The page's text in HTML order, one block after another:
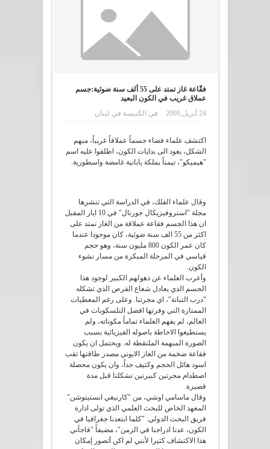
فقّاعة غاز تمتد على 55 ألف سنة ضوئية:جسم
عملاق غريب في الكون البعيد
24 أبريل,2009
في الكنيسة في لبنان
اكتشف علماء فضاء جسماً عملاقاً غريباً، مبهم
الشكل، يعود الى بدايات الكون، اطلقوا عليه اسم
"هيميكو"، تيمناً بملكة يابانية غامضة واسطورية.
وقال علماء الفلك، في الدراسة التي تنشرها
مجلة "استروفيزيكال جورنال" في 10 ايار المقبل
ان هذا الجسم فقاعة عملاقة من الغاز تمتد على
اكثر من 55 الف سنة ضوئية، كان موجودا عندما
كان عمر الكون 800 مليون سنة، وهو حجم
قياسي في المرحلة المبكرة من مسار نشوء
الكون.
وأعرب العلماء عن ذهولهم الكبير لوجود هذا
الجسم الذي يعادل شعاع القرص الذي تشكله
"درب التبانة"، اي مجرتنا. وعلى رغم المعطيات
الممتازة التي وفرتها افضل التلسكوبات في
العالم، لم يفهم العلماء تماماً مكوناته، ولم
يستطيعوا الاحاطة باصوله الفيزيائية بسبب
الصورة المبهمة الملتقطة له. ويحتمل ان يكون
فقاعة ضخمة من الغاز الايوني مصدر طاقتها ثقب
اسود هائل الحجم وكثيف جداً، وان يكون محصلة
اصطدام مجرتين كبيرتين تشكلتا قبل مدة
قصيرة.
وقال ماسامي اوشي، من "كارنيغي انستيتوشن"
المعهد الخاص للبحث العلمي الذي تولى ادارة
فريق البحث الدولي: "كلما ابتعدنا جغرافيا في
الكون، عدنا ادراجنا في الزمن"، مضيفاً "فاجأني
هذا الاكتشاف كثيرا لأنني لم اكن أتصور إمكان